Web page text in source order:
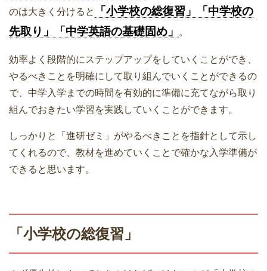
のは大きく分けると
「小学校の総復習」「中学校の
先取り」「中学英語の基礎固め」
。
効率よく段階的にステップアップをしていくことができ、
やるべきことを明確にして取り組んでいくことができるの
で、中学入学までの時間を有効的に準備に充てながら取り
組んでおきたい学習を実践していくことができます。
しっかりと「進研ゼミ」がやるべきことを指針として示し
てくれるので、教材を進めていくことで確かな入学準備が
できると思います。
「小学校の総復習」